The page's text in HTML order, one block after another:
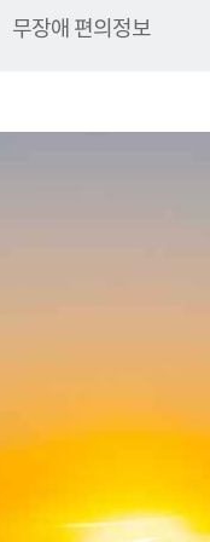
무장애 편의정보